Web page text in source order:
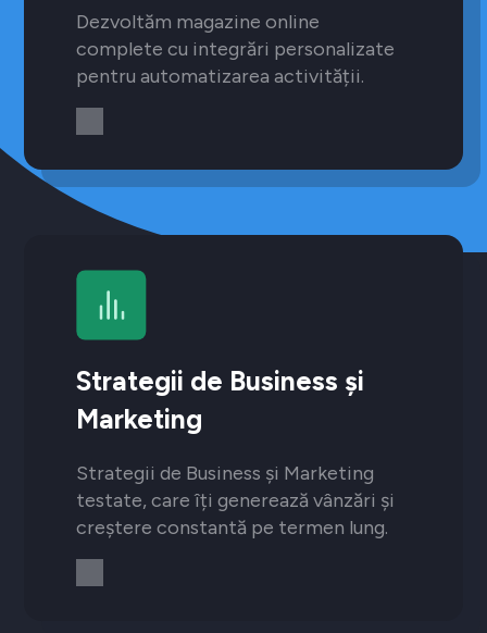
Dezvoltăm magazine online
complete cu integrări personalizate
pentru automatizarea activității.
Strategii de Business și
Marketing
Strategii de Business și Marketing
testate, care îți generează vânzări și
creștere constantă pe termen lung.